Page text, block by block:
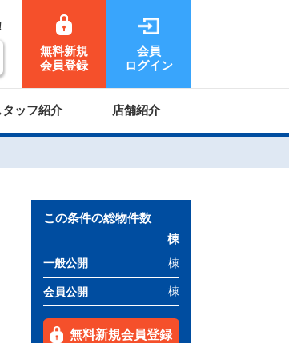
無料新規
会員登録
会員
ログイン
タッフ紹介 店舗紹介
この条件の総物件数
棟
一般公開 棟
会員公開 棟
無料新規会員登録